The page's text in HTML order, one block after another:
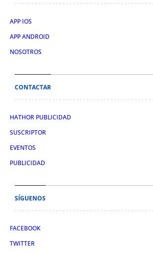
APP IOS
APP ANDROID
NOSOTROS
CONTACTAR
HATHOR PUBLICIDAD
SUSCRIPTOR
EVENTOS
PUBLICIDAD
SÍGUENOS
FACEBOOK
TWITTER